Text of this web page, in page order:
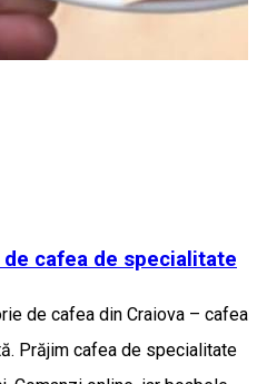
cafea de specialitate
de cafea din Craiova – cafea
Prăjim cafea de specialitate